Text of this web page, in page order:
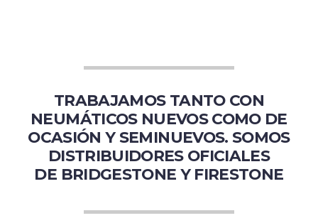
TRABAJAMOS TANTO CON
NEUMÁTICOS NUEVOS COMO DE
OCASIÓN Y SEMINUEVOS. SOMOS
DISTRIBUIDORES OFICIALES
DE BRIDGESTONE Y FIRESTONE